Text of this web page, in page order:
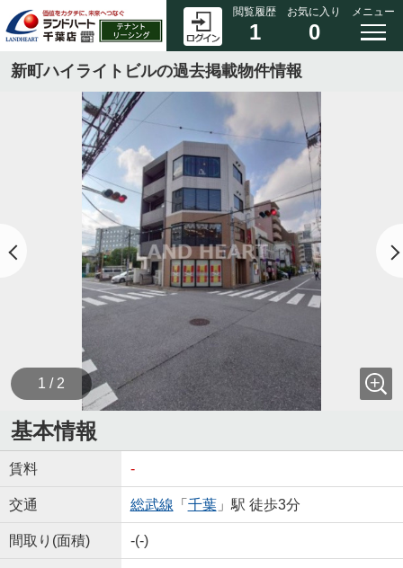
閲覧履歴
1
お気に入り
0
メニュー
新町ハイライトビルの過去掲載物件情報
1 / 2
基本情報
賃料 -
交通 総武線 「 千葉」駅 徒歩3分
間取り(面積) -(-)